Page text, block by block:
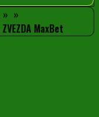
MaxBet